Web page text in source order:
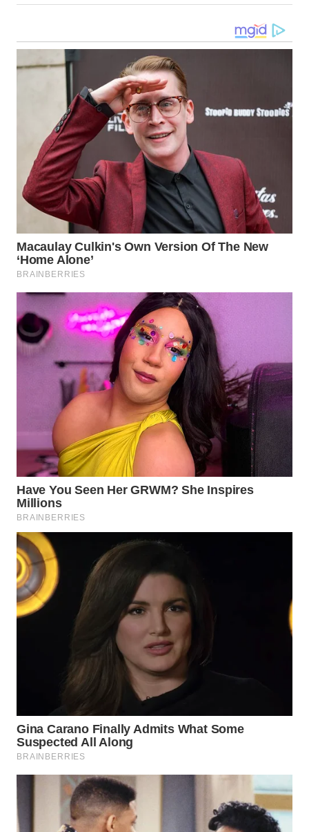
PAPUA
WN
RIAU
WN
SERAMBI
WN
JAMBI
WN
SULTRA
WN
SULTENG
WN
SULBAR
WN
BABEL
WN
SUMBAR
WN
LAMPUNG
WN
JATENG
NUSANTARA